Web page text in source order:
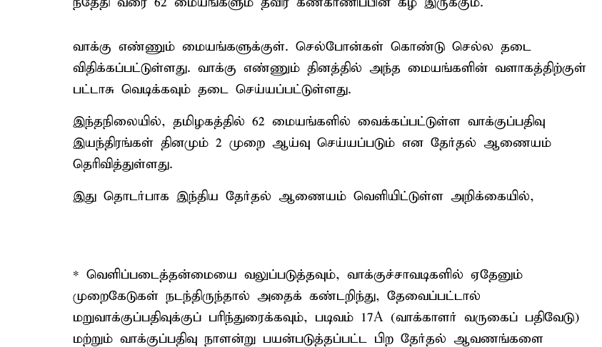
வாக்கு எண்ணும் மையங்களுக்குள். செல்போன்கள் கொண்டு செல்ல தடை
விதிக்கப்பட்டுள்ளது. வாக்கு எண்ணும் தினத்தில் அந்த மையங்களின் வளாகத்திற்குள்
பட்டாசு வெடிக்கவும் தடை செய்யப்பட்டுள்ளது.
இந்தநிலையில், தமிழகத்தில் 62 மையங்களில் வைக்கப்பட்டுள்ள வாக்குப்பதிவு
இயந்திரங்கள் தினமும் 2 முறை ஆய்வு செய்யப்படும் என தேர்தல் ஆணையம்
தெரிவித்துள்ளது.
இது தொடர்பாக இந்திய தேர்தல் ஆணையம் வெளியிட்டுள்ள அறிக்கையில்,
* வெளிப்படைத்தன்மையை வலுப்படுத்தவும், வாக்குச்சாவடிகளில் ஏதேனும்
முறைகேடுகள் நடந்திருந்தால் அதைக் கண்டறிந்து, தேவைப்பட்டால்
மறுவாக்குப்பதிவுக்குப் பரிந்துரைக்கவும், படிவம் 17A (வாக்காளர் வருகைப் பதிவேடு)
மற்றும் வாக்குப்பதிவு நாளன்று பயன்படுத்தப்பட்ட பிற தேர்தல் ஆவணங்களை